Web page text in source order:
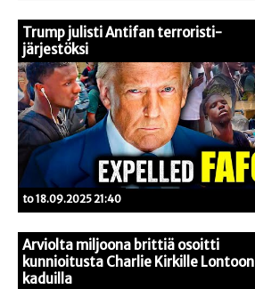
Trump julisti Antifan terroristi-
järjestöksi
to 18.09.2025 21:40
Arviolta miljoona brittiä osoitti
kunnioitusta Charlie Kirkille Lontoon
kaduilla